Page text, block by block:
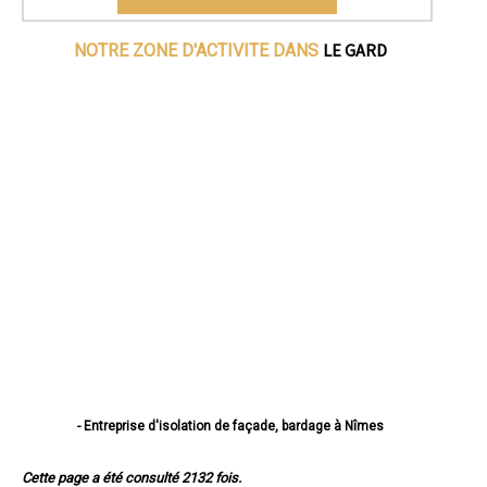
NOTRE ZONE D'ACTIVITE DANS LE GARD
- Entreprise d'isolation de façade, bardage à Nîmes
Cette page a été consulté 2132 fois.